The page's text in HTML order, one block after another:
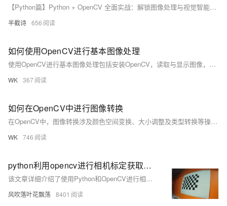
【Python篇】Python + OpenCV 全面实战：解锁图像处理与视觉智能的核心技能
半截诗 656
如何使用OpenCV进行基本图像处理
使用OpenCV进行基本图像处理包括安装OpenCV，读取与显示图像，转换图像颜色空间（如从BGR到RGB），调整图像大小，裁剪特定区域，旋转图像，以及应用图像滤镜如高斯模糊等效果。这些基础操作是进行更复杂图像处理任务的前提。OpenCV还支持特征检测、图像分割及对象识别等高级功能。
WK 367
如何在OpenCV中进行图像转换
在OpenCV中，图像转换涉及颜色空间变换、大小调整及类型转换等操作。常用函数如`cvtColor`可实现BGR到RGB、灰度图或HSV的转换；`resize`则用于调整图像分辨率。此外，通过`astype`或`convertScaleAbs`可改变图像数据类型。对于复杂的几何变换，如仿射或透视变换，则可利用`warpAffine`和`warpPerspective`函数实现。这些技术为图像处理提供了强大的工具。
WK 746
python利用opencv进行相机标定获取参数，并根据畸变参数修正图像附有全部代码（流畅无痛版）
该文章详细介绍了使用Python和OpenCV进行相机标定以获取畸变参数，并提供了修正图像畸变的全部代码，包括生成棋盘图、拍摄标定图像、标定过程和畸变矫正等步骤。
风吹落叶花飘荡 8401